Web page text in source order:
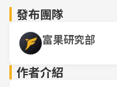
發布團隊
富果研究部
作者介紹